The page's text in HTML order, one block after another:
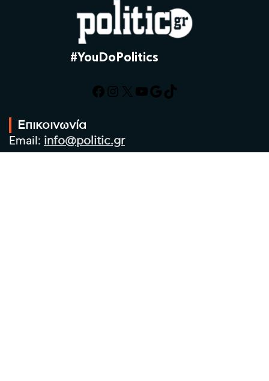
#YouDoPolitics
Facebook
Instagram
X YouTube
Google
TikTok
Επικοινωνία
Email: info@politic.gr
Τηλ: